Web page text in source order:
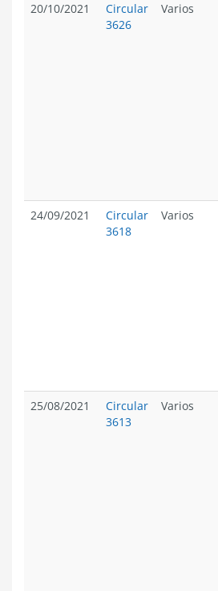
20/10/2021
Circular
3626
Varios
24/09/2021
Circular
3618
Varios
25/08/2021
Circular
3613
Varios